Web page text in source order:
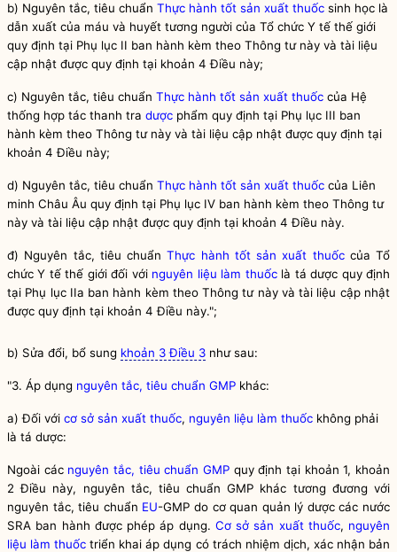
b) Nguyên tắc, tiêu chuẩn Thực hành tốt sản xuất thuốc sinh học là
dẫn xuất của máu và huyết tương người của Tổ chức Y tế thế giới
quy định tại Phụ lục II ban hành kèm theo Thông tư này và tài liệu
cập nhật được quy định tại khoản 4 Điều này;
c) Nguyên tắc, tiêu chuẩn Thực hành tốt sản xuất thuốc của Hệ
thống hợp tác thanh tra dược phẩm quy định tại Phụ lục III ban
hành kèm theo Thông tư này và tài liệu cập nhật được quy định tại
khoản 4 Điều này;
d) Nguyên tắc, tiêu chuẩn Thực hành tốt sản xuất thuốc của Liên
minh Châu Âu quy định tại Phụ lục IV ban hành kèm theo Thông tư
này và tài liệu cập nhật được quy định tại khoản 4 Điều này.
đ) Nguyên tắc, tiêu chuẩnThực hành tốt sản xuất thuốccủa Tổ
chức Y tế thế giới đối với nguyên liệu làm thuốclà tá dược quy định
tại Phụ lục IIa ban hành kèm theo Thông tư này và tài liệu cập nhật
được quy định tại khoản 4 Điều này.";
b) Sửa đổi, bổ sung khoản 3 Điều 3 như sau:
"3. Áp dụng nguyên tắc, tiêu chuẩn GMP khác:
a)Đối với cơ sở sản xuất thuốc, nguyên liệu làm thuốc không phải
là tá dược:
Ngoài các nguyên tắc, tiêu chuẩn GMP quy định tại khoản 1, khoản
2 Điều này, nguyên tắc, tiêu chuẩn GMP khác tương đương với
nguyên tắc, tiêu chuẩn EU-GMP do cơ quan quản lý dược các nước
SRA ban hành được phép áp dụng. Cơ sở sản xuất thuốc, nguyên
liệu làm thuốc triển khai áp dụng có trách nhiệm dịch, xác nhận bản